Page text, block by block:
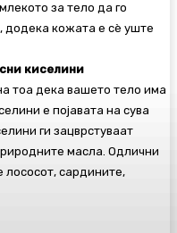
за тело да го
кожата е сè уште
киселини
тоа дека вашето тело има
е појавата на сува
ги зацврстуваат
масла. Одлични
лососот, сардините,